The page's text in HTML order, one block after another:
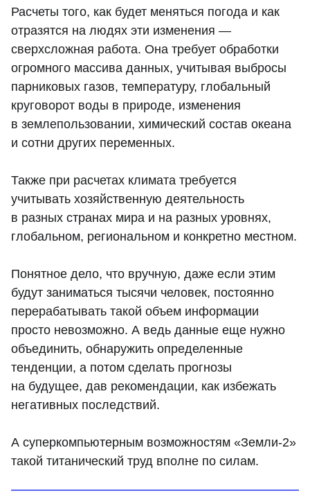
Расчеты того, как будет меняться погода и как
отразятся на людях эти изменения —
сверхсложная работа. Она требует обработки
огромного массива данных, учитывая выбросы
парниковых газов, температуру, глобальный
круговорот воды в природе, изменения
в землепользовании, химический состав океана
и сотни других переменных.
Также при расчетах климата требуется
учитывать хозяйственную деятельность
в разных странах мира и на разных уровнях,
глобальном, региональном и конкретно местном.
Понятное дело, что вручную, даже если этим
будут заниматься тысячи человек, постоянно
перерабатывать такой объем информации
просто невозможно. А ведь данные еще нужно
объединить, обнаружить определенные
тенденции, а потом сделать прогнозы
на будущее, дав рекомендации, как избежать
негативных последствий.
А суперкомпьютерным возможностям «Земли-2»
такой титанический труд вполне по силам.